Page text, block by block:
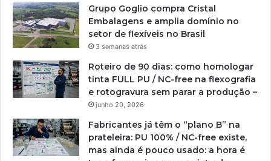
Grupo Goglio compra Cristal
Embalagens e amplia domínio no
setor de flexíveis no Brasil
3 semanas atrás
Roteiro de 90 dias: como homologar
tinta FULL PU / NC-free na flexografia
e rotogravura sem parar a produção –
junho 20, 2026
Fabricantes já têm o “plano B” na
prateleira: PU 100% / NC-free existe,
mas ainda é pouco usado: a hora é